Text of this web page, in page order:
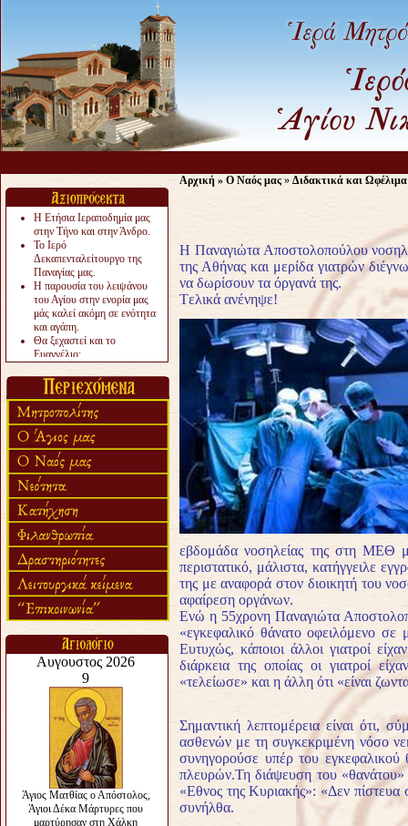
Η Ετήσια Ιεραποδημία μας
στην Τήνο και στην Άνδρο.
Το Ιερό
Δεκαπενταλείτουργο της
Παναγίας μας.
Η παρουσία του λειψάνου
του Αγίου στην ενορία μας
μάς καλεί ακόμη σε ενότητα
και αγάπη.
Θα ξεχαστεί και το
Ευαγγέλιο;
«πολύ αργά».
Ζητείται....
Αρχική » Ο Ναός μας » Διδακτικά και Ωφέλιμα
Η Παναγιώτα Αποστολοπούλου
της Αθήνας και μερίδα γιατρών
να δωρίσουν τα όργανά της.
Tελικά ανένηψε!
εβδομάδα νοσηλείας της στη ΜΕΘ
περιστατικό, μάλιστα, κατήγγειλε
της με αναφορά στον διοικητή του
αφαίρεση οργάνων.
Ενώ η 55χρονη Παναγιώτα
«εγκεφαλικό θάνατο οφειλόμενο σε
Ευτυχώς, κάποιοι άλλοι γιατροί
διάρκεια της οποίας οι γιατροί
«τελείωσε» και η άλλη ότι «είναι
Σημαντική λεπτομέρεια είναι ότι,
ασθενών με τη συγκεκριμένη νόσο
συνηγορούσε υπέρ του
πλευρών.Τη διάψευση του
«Εθνος της Κυριακής»: «Δεν πίστευα
συνήλθα.